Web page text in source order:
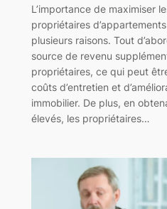
L’importance de maximiser
propriétaires
plusieurs raisons. Tout
source de revenu
propriétaires, ce qui peut
coûts d’entretien et
immobilier. De plus, en
élevés, les propriétaires…